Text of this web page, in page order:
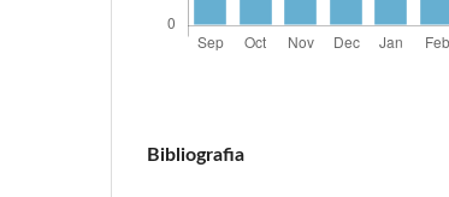
Bibliografia